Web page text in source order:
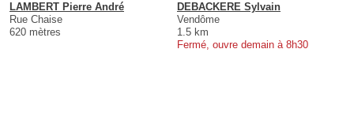
LAMBERT Pierre André
Rue Chaise
620 mètres
DEBACKERE Sylvain
Vendôme
1.5 km
Fermé, ouvre demain à 8h30